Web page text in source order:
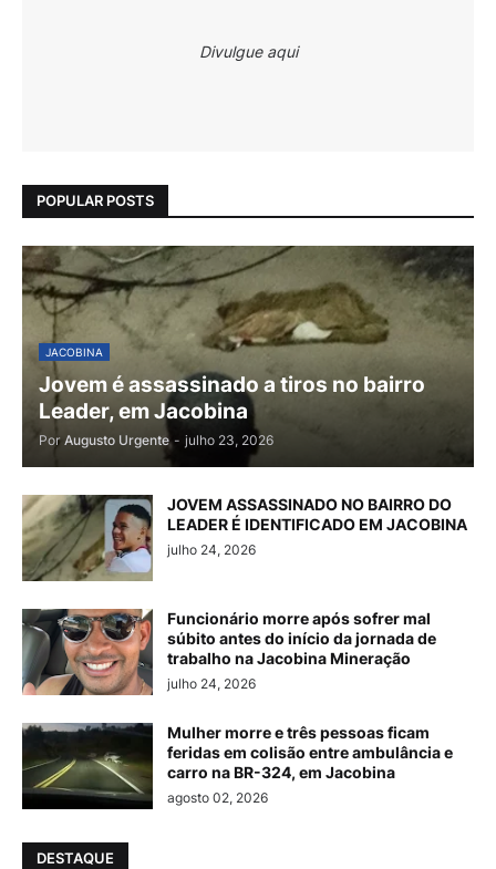
Divulgue aqui
POPULAR POSTS
JACOBINA
Jovem é assassinado a tiros no bairro
Leader, em Jacobina
Por Augusto Urgente - julho 23, 2026
JOVEM ASSASSINADO NO BAIRRO DO
LEADER É IDENTIFICADO EM JACOBINA
julho 24, 2026
Funcionário morre após sofrer mal
súbito antes do início da jornada de
trabalho na Jacobina Mineração
julho 24, 2026
Mulher morre e três pessoas ficam
feridas em colisão entre ambulância e
carro na BR-324, em Jacobina
agosto 02, 2026
DESTAQUE